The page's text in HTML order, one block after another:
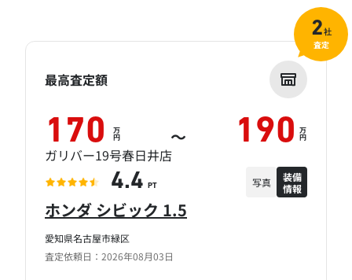
愛知県名古屋市緑区
査定依頼日：2026年08月03日
ホンダ シビック 1.5
最高査定額
170 万
円 ～ 190 万
円
ガリバー19号春日井店
4.4 PT 写真
装備
情報
2社
査定